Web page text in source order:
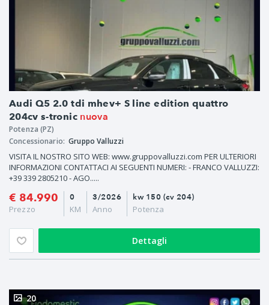
Audi Q5 2.0 tdi mhev+ S line edition quattro
204cv s-tronic nuova
Potenza (PZ)
Concessionario: Gruppo Valluzzi
VISITA IL NOSTRO SITO WEB: www.gruppovalluzzi.com PER ULTERIORI
INFORMAZIONI CONTATTACI AI SEGUENTI NUMERI: - FRANCO VALLUZZI:
+39 339 2805210 - AGO.....
€ 84.990
Prezzo
3/2026
Anno
0
KM
kw 150 (cv 204)
Potenza
Dettagli
20